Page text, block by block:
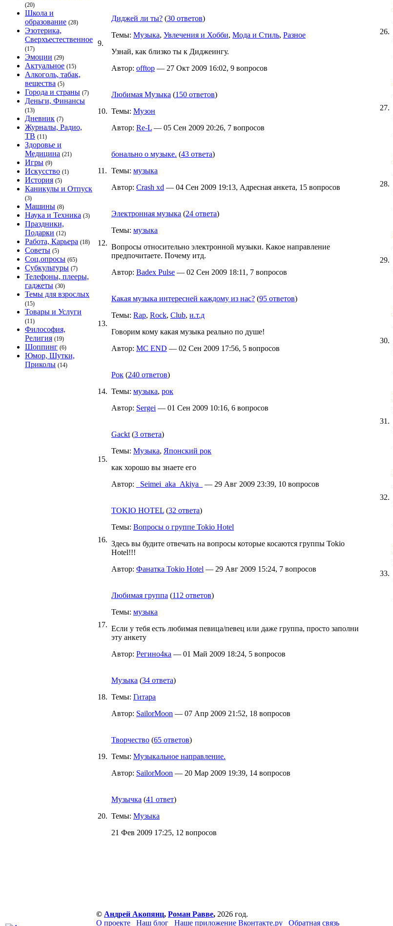
(20)
Школа и
образование (28)
Эзотерика,
Сверхъестественное
(17)
Эмоции (29)
Актуальное (15)
Алкоголь, табак,
вещества (5)
Города и страны (7)
Деньги, Финансы
(13)
Дневник (7)
Журналы, Радио,
ТВ (11)
Здоровье и
Медицина (21)
Игры (9)
Искусство (1)
История (5)
Каникулы и Отпуск
(3)
Машины (8)
Наука и Техника (3)
Праздники,
Подарки (12)
Работа, Карьера (18)
Советы (5)
Соц.опросы (65)
Субкультуры (7)
Телефоны, плееры,
гаджеты (30)
Темы для взрослых
(15)
Товары и Услуги
(11)
Философия,
Религия (19)
Шоппинг (6)
Юмор, Шутки,
Приколы (14)
9.
Диджей ли ты? (30 ответов)
Темы: Музыка, Увлечения и Хобби, Мода и Стиль, Разное
Узнай, как близко ты к Диджеингу.
Автор: offtop — 27 Окт 2009 16:02, 9 вопросов
10.
Любимая Музыка (150 ответов)
Темы: Музон
Автор: Re-L — 05 Сен 2009 20:26, 7 вопросов
11.
бонально о музыке. (43 ответа)
Темы: музыка
Автор: Crash xd — 04 Сен 2009 19:13, Адресная анкета, 15 вопросов
12.
Электронная музыка (24 ответа)
Темы: музыка
Вопросы относительно электронной музыки. Какое направление
предпочитаете. Почему итд.
Автор: Badex Pulse — 02 Сен 2009 18:11, 7 вопросов
13.
Какая музыка интересней каждому из нас? (95 ответов)
Темы: Rap, Rock, Club, и.т.д
Говорим кому какая музыка реально по душе!
Автор: MC END — 02 Сен 2009 17:56, 5 вопросов
14.
Рок (240 ответов)
Темы: музыка, рок
Автор: Sergei — 01 Сен 2009 10:16, 6 вопросов
15.
Gackt (3 ответа)
Темы: Музыка, Японский рок
как хорошо вы знаете его
Автор:
_Seimei_aka_Akiya_ — 29 Авг 2009 23:39, 10 вопросов
16.
TOKIO HOTEL (32 ответа)
Темы: Вопросы о группе Tokio Hotel
Здесь вы будите отвечать на вопросы которые косаются группы Tokio
Hotel!!!
Автор: Фанатка Tokio Hotel — 29 Авг 2009 15:24, 7 вопросов
17.
Любимая группа (112 ответов)
Темы: музыка
Если у тебя есть любимая певица/певец или даже группа, просто заполни
эту анкету
Автор: Регино4ка — 01 Май 2009 18:24, 5 вопросов
18.
Музыка (34 ответа)
Темы: Гитара
Автор: SailorMoon — 07 Апр 2009 21:52, 18 вопросов
19.
Творчество (65 ответов)
Темы: Музыкальное направление.
Автор: SailorMoon — 20 Мар 2009 19:39, 14 вопросов
20.
Музычка (41 ответ)
Темы: Музыка
21 Фев 2009 17:25, 12 вопросов
26.
27.
28.
29.
30.
31.
32.
33.
© Андрей Акопянц, Роман Равве, 2026 год.
О проекте
Наш блог Наше приложение Вконтакте.ру Обратная связь